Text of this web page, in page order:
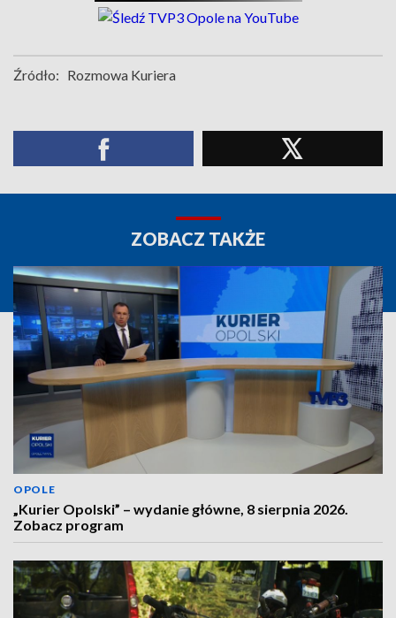
Źródło: Rozmowa Kuriera
ZOBACZ TAKŻE
OPOLE
„Kurier Opolski” – wydanie główne, 8 sierpnia 2026.
Zobacz program